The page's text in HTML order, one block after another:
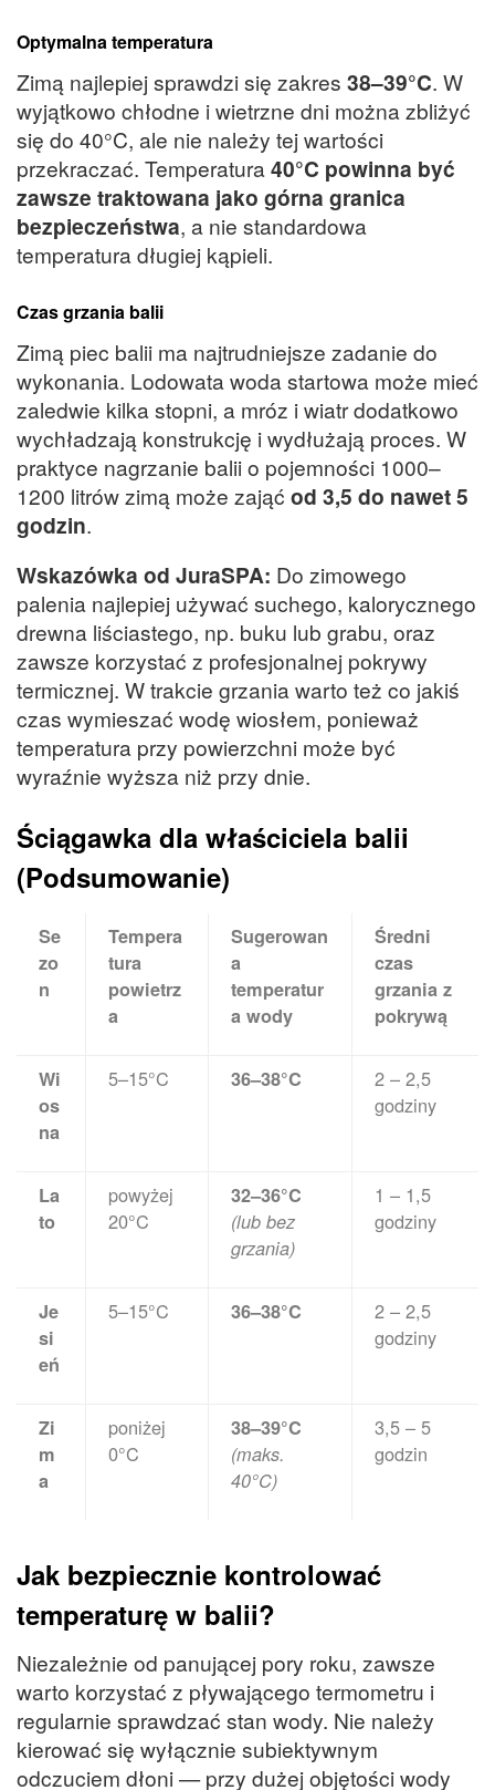
Optymalna temperatura
Zimą najlepiej sprawdzi się zakres 38–39°C. W
wyjątkowo chłodne i wietrzne dni można zbliżyć
się do 40°C, ale nie należy tej wartości
przekraczać. Temperatura40°C powinna być
zawsze traktowana jako górna granica
bezpieczeństwa, a nie standardowa
temperatura długiej kąpieli.
Czas grzania balii
Zimą piec balii ma najtrudniejsze zadanie do
wykonania. Lodowata woda startowa może mieć
zaledwie kilka stopni, a mróz i wiatr dodatkowo
wychładzają konstrukcję i wydłużają proces. W
praktyce nagrzanie balii o pojemności 1000–
1200 litrów zimą może zająć od 3,5 do nawet 5
godzin.
Wskazówka od JuraSPA: Do zimowego
palenia najlepiej używać suchego, kalorycznego
drewna liściastego, np. buku lub grabu, oraz
zawsze korzystać z profesjonalnej pokrywy
termicznej. W trakcie grzania warto też co jakiś
czas wymieszać wodę wiosłem, ponieważ
temperatura przy powierzchni może być
wyraźnie wyższa niż przy dnie.
Ściągawka dla właściciela balii
(Podsumowanie)
Se
zo
n
Tempera
tura
powietrz
a
Sugerowan
a
temperatur
a wody
Średni
czas
grzania z
pokrywą
Wi
os
na
5–15°C 36–38°C
2 – 2,5
godziny
La
to
powyżej
20°C
32–36°C
(lub bez
grzania)
1 – 1,5
godziny
Je
si
eń
5–15°C 36–38°C
2 – 2,5
godziny
Zi
m
a
poniżej
0°C
38–39°C
(maks.
40°C)
3,5 – 5
godzin
Jak bezpiecznie kontrolować
temperaturę w balii?
Niezależnie od panującej pory roku, zawsze
warto korzystać z pływającego termometru i
regularnie sprawdzać stan wody. Nie należy
kierować się wyłącznie subiektywnym
odczuciem dłoni — przy dużej objętości wody